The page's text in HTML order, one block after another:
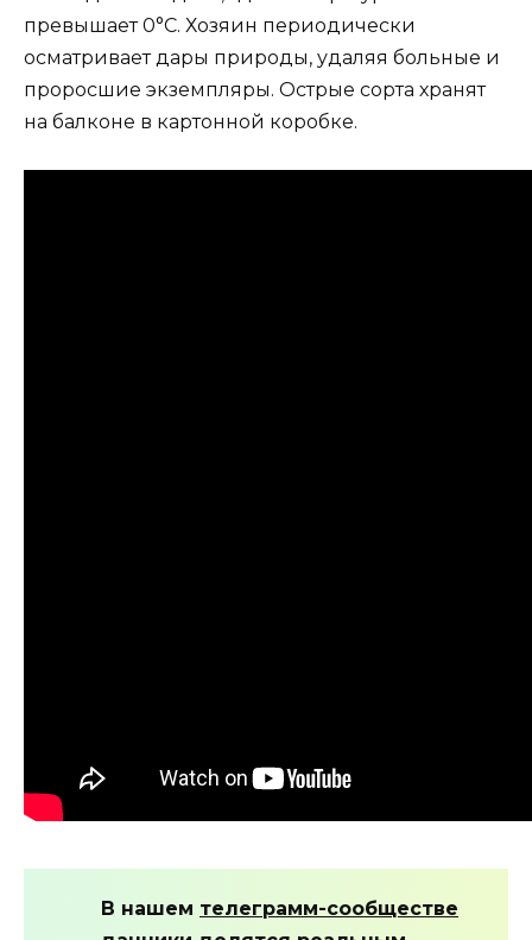
превышает 0°С. Хозяин периодически
осматривает дары природы, удаляя больные и
проросшие экземпляры. Острые сорта хранят
на балконе в картонной коробке.
В нашем телеграмм-сообществе